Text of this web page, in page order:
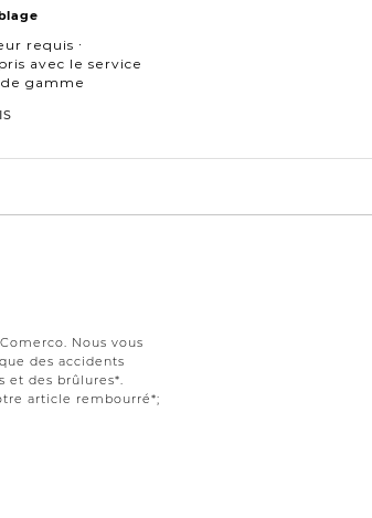
requis ∙
avec le service
gamme
Nous vous
des accidents
et des brûlures*.
article rembourré*;